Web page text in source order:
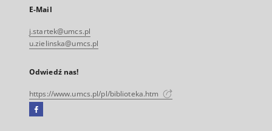
E-Mail
j.startek@umcs.pl
u.zielinska@umcs.pl
Odwiedź nas!
https://www.umcs.pl/pl/biblioteka.htm
Facebook